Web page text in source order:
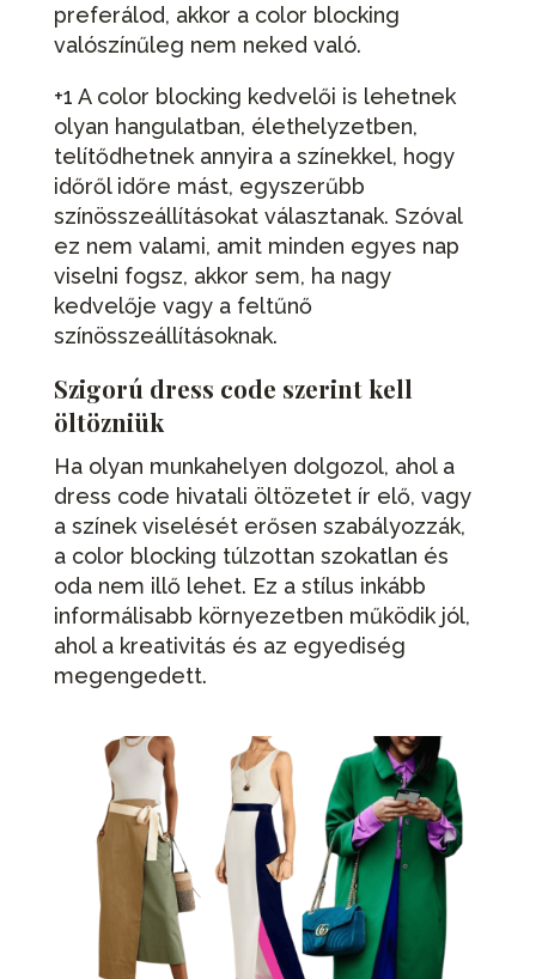
preferálod, akkor a color blocking
valószínűleg nem neked való.
+1 A color blocking kedvelői is lehetnek
olyan hangulatban, élethelyzetben,
telítődhetnek annyira a színekkel, hogy
időről időre mást, egyszerűbb
színösszeállításokat választanak. Szóval
ez nem valami, amit minden egyes nap
viselni fogsz, akkor sem, ha nagy
kedvelője vagy a feltűnő
színösszeállításoknak.
Szigorú dress code szerint kell
öltözniük
Ha olyan munkahelyen dolgozol, ahol a
dress code hivatali öltözetet ír elő, vagy
a színek viselését erősen szabályozzák,
a color blocking túlzottan szokatlan és
oda nem illő lehet. Ez a stílus inkább
informálisabb környezetben működik jól,
ahol a kreativitás és az egyediség
megengedett.